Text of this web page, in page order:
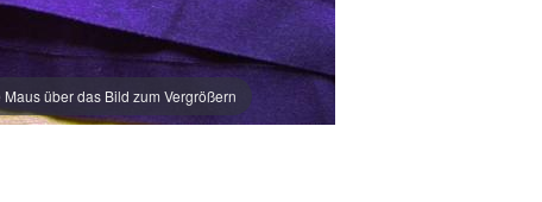
über das Bild zum Vergrößern